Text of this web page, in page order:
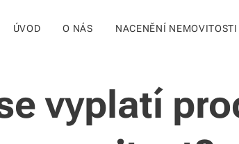
ÚVOD O NÁS NACENĚNÍ NEMOVITOSTI
vyplatí